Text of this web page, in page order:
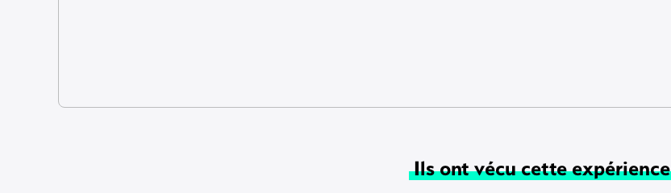
Ils ont vécu cette expérience